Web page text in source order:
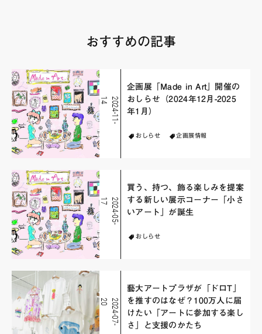
おすすめの記事
2
0
2
4
-
1
1
-
1
4
企画展「Made in Art」開催の
おしらせ（2024年12月-2025
年1月）
おしらせ 企画展情報
2
0
2
4
-
0
5
-
1
7
買う、持つ、飾る楽しみを提案
する新しい展示コーナー「小さ
いアート」が誕生
おしらせ
2
0
2
4
-
0
7
-
2
0
藝大アートプラザが「ドロT」
を推すのはなぜ？100万人に届
けたい「アートに参加する楽し
さ」と支援のかたち